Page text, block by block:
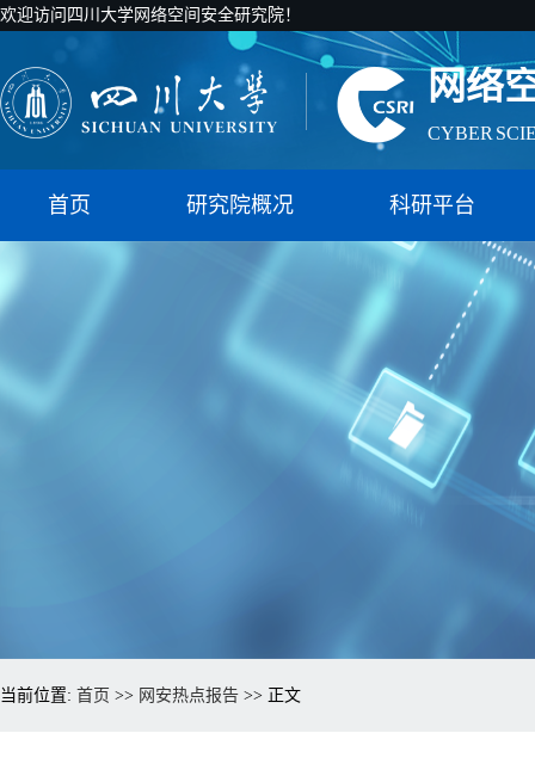
欢迎访问四川大学网络空间安全研究院！
网络
CYBER
国家智能
首页 研究院概况 科研平台
当前位置: 首页 >> 网安热点报告 >> 正文